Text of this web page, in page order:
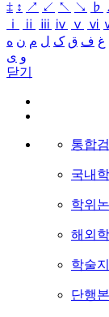
‡ ↕ ↗ ↙ ↖ ↘ ♭
ⅰ
ⅱ ⅲ ⅳ ⅴ ⅵ
غ ف ق ک ل م ن ه
و ی
닫기
통합
국내
학위
해외
학술지
단행본